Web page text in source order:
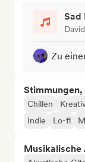
Sad
Zu
Chillen
Indie
Lo-fi